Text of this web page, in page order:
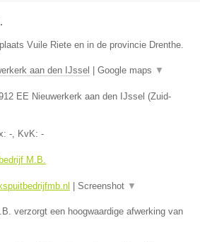
Vuile Riete en in de provincie Drenthe.
aan den IJssel Google maps ▼
EE Nieuwerkerk aan den IJssel (Zuid-
- , KvK: -
M.B.
Screenshot ▼
verzorgt een hoogwaardige afwerking van